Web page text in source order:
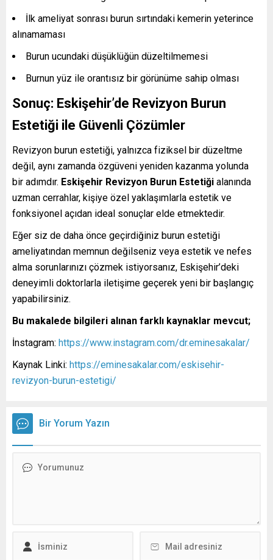
İlk ameliyat sonrası burun sırtındaki kemerin yeterince
alınamaması
Burun ucundaki düşüklüğün düzeltilmemesi
Burnun yüz ile orantısız bir görünüme sahip olması
Sonuç: Eskişehir’de Revizyon Burun
Estetiği ile Güvenli Çözümler
Revizyon burun estetiği, yalnızca fiziksel bir düzeltme
değil, aynı zamanda özgüveni yeniden kazanma yolunda
bir adımdır. Eskişehir Revizyon Burun Estetiği alanında
uzman cerrahlar, kişiye özel yaklaşımlarla estetik ve
fonksiyonel açıdan ideal sonuçlar elde etmektedir.
Eğer siz de daha önce geçirdiğiniz burun estetiği
ameliyatından memnun değilseniz veya estetik ve nefes
alma sorunlarınızı çözmek istiyorsanız, Eskişehir’deki
deneyimli doktorlarla iletişime geçerek yeni bir başlangıç
yapabilirsiniz.
Bu makalede bilgileri alınan farklı kaynaklar mevcut;
İnstagram: https://www.instagram.com/dr.eminesakalar/
Kaynak Linki: https://eminesakalar.com/eskisehir-
revizyon-burun-estetigi/
Bir Yorum Yazın